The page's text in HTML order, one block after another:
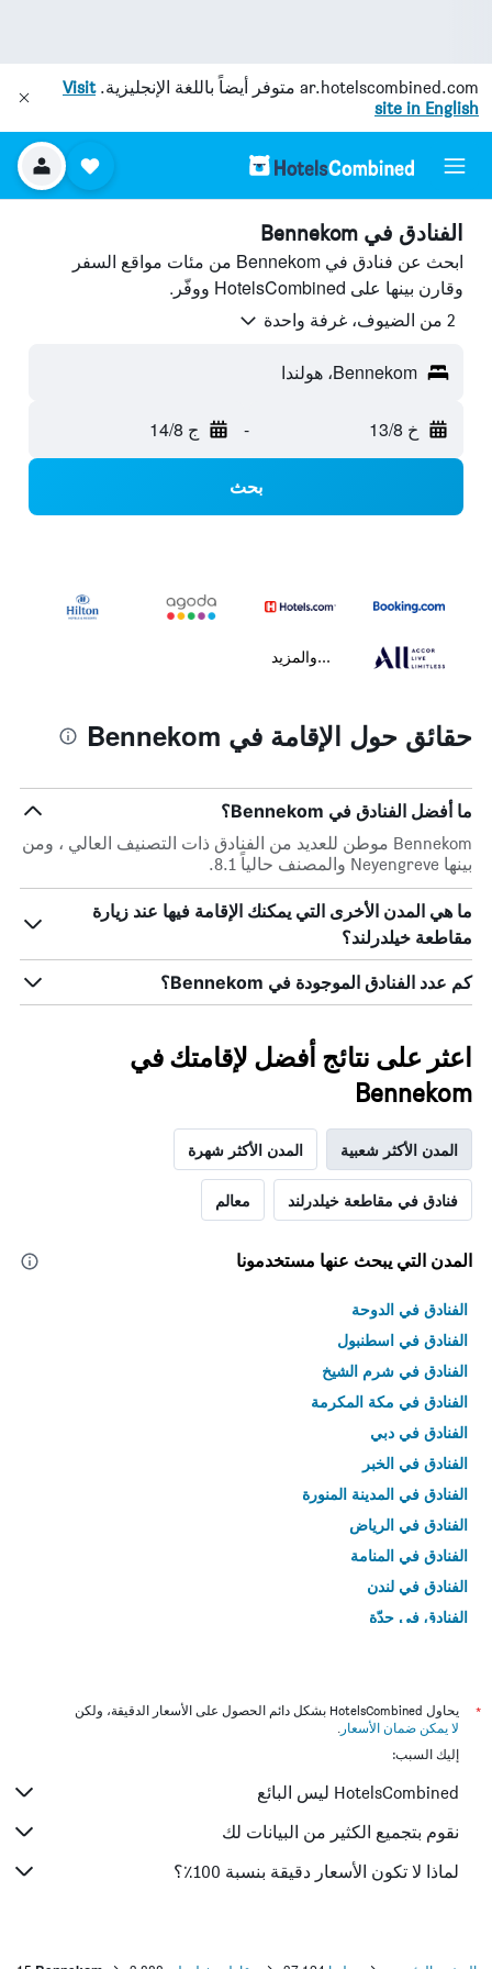
ar.hotelscombined.com متوفر أيضاً باللغة الإنجليزية.Visit
site in English
الفنادق في Bennekom
ابحث عن فنادق في Bennekom من مئات مواقع السفر
وقارن بينها على HotelsCombined ووفّر.
2 من الضيوف، غرفة واحدة
Bennekom، هولندا
خ 13/8 - ج 14/8
بحث
...والمزيد
حقائق حول الإقامة في Bennekom
ما أفضل الفنادق في Bennekom؟
Bennekom موطن للعديد من الفنادق ذات التصنيف العالي ، ومن
بينها Neyengreve والمصنف حالياً 8.1.
ما هي المدن الأخرى التي يمكنك الإقامة فيها عند زيارة
مقاطعة خيلدرلند؟
كم عدد الفنادق الموجودة في Bennekom؟
اعثر على نتائج أفضل لإقامتك في
Bennekom
المدن الأكثر شعبية المدن الأكثر شهرة
فنادق في مقاطعة خيلدرلند معالم
المدن التي يبحث عنها مستخدمونا
الفنادق في الدوحة
الفنادق في اسطنبول
الفنادق في شرم الشيخ
الفنادق في مكة المكرمة
الفنادق في دبي
الفنادق في الخبر
الفنادق في المدينة المنورة
الفنادق في الرياض
الفنادق في المنامة
الفنادق في لندن
الفنادق في جدّة
*
يحاول HotelsCombined بشكل دائم الحصول على الأسعار الدقيقة، ولكن
لا يمكن ضمان الأسعار .
إليك السبب:
HotelsCombined ليس البائع
نقوم بتجميع الكثير من البيانات لك
لماذا لا تكون الأسعار دقيقة بنسبة 100٪؟